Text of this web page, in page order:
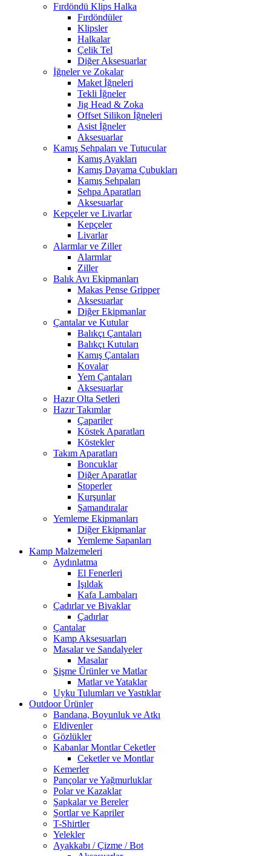
Fırdöndü Klips Halka
Fırdöndüler
Klipsler
Halkalar
Çelik Tel
Diğer Aksesuarlar
İğneler ve Zokalar
Maket İğneleri
Tekli İğneler
Jig Head & Zoka
Offset Silikon İğneleri
Asist İğneler
Aksesuarlar
Kamış Sehpaları ve Tutucular
Kamış Ayakları
Kamış Dayama Çubukları
Kamış Sehpaları
Sehpa Aparatları
Aksesuarlar
Kepçeler ve Livarlar
Kepçeler
Livarlar
Alarmlar ve Ziller
Alarmlar
Ziller
Balık Avı Ekipmanları
Makas Pense Gripper
Aksesuarlar
Diğer Ekipmanlar
Çantalar ve Kutular
Balıkçı Çantaları
Balıkçı Kutuları
Kamış Çantaları
Kovalar
Yem Çantaları
Aksesuarlar
Hazır Olta Setleri
Hazır Takımlar
Çapariler
Köstek Aparatları
Köstekler
Takım Aparatları
Boncuklar
Diğer Aparatlar
Stoperler
Kurşunlar
Şamandıralar
Yemleme Ekipmanları
Diğer Ekipmanlar
Yemleme Sapanları
Kamp Malzemeleri
Aydınlatma
El Fenerleri
Işıldak
Kafa Lambaları
Çadırlar ve Bivaklar
Çadırlar
Çantalar
Kamp Aksesuarları
Masalar ve Sandalyeler
Masalar
Şişme Ürünler ve Matlar
Matlar ve Yataklar
Uyku Tulumları ve Yastıklar
Outdoor Ürünler
Bandana, Boyunluk ve Atkı
Eldivenler
Gözlükler
Kabanlar Montlar Ceketler
Ceketler ve Montlar
Kemerler
Pançolar ve Yağmurluklar
Polar ve Kazaklar
Şapkalar ve Bereler
Şortlar ve Kapriler
T-Shirtler
Yelekler
Ayakkabı / Çizme / Bot